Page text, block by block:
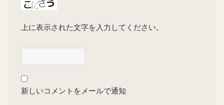
上に表示された文字を入力してください。
新しいコメントをメールで通知